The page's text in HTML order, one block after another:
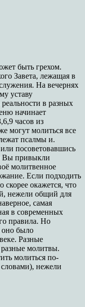
быть грехом.
Завета, лежащая в
На вечернях
уставу
в разных
начинает
часов из
могут молиться все
псалмы и.
посоветовавшись
Вы привыкли
молитвенное
Если подходить
скорее окажется, что
нежели общий для
самая
в современных
правила. Но
оно было
Разные
молитвы.
молиться по-
нежели